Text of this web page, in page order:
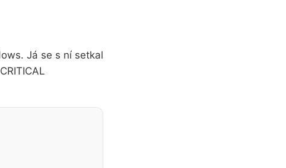
Já se s ní setkal